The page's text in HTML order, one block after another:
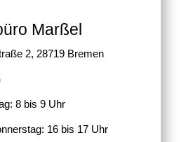
Marßel
2, 28719 Bremen
8 bis 9 Uhr
16 bis 17 Uhr